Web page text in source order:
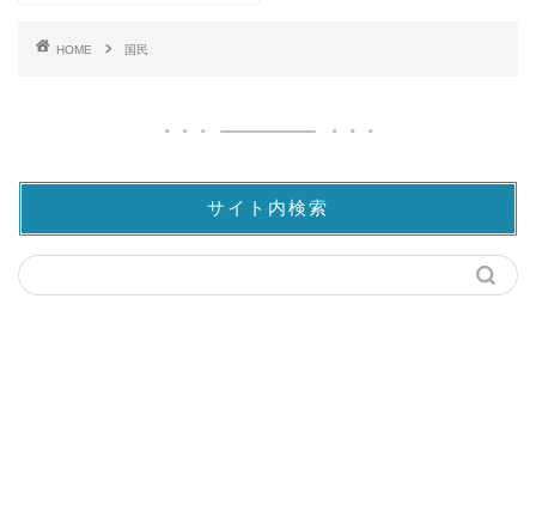
HOME 国民
サイト内検索